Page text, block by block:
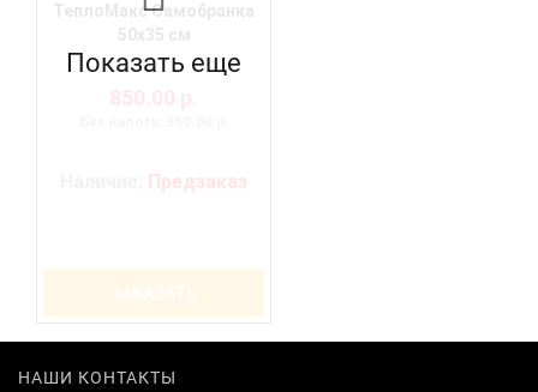
ТеплоМакс Самобранка
Предзаказ
Показать еще
НАШИ КОНТАКТЫ